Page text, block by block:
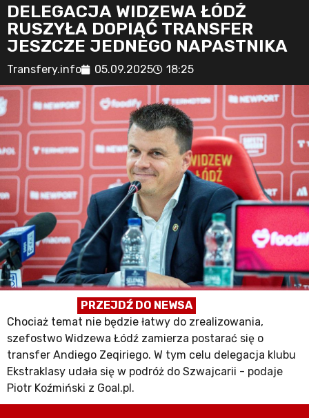
DELEGACJA WIDZEWA ŁÓDŹ
RUSZYŁA DOPIĄĆ TRANSFER
JESZCZE JEDNEGO NAPASTNIKA
Transfery.info 05.09.2025 18:25
PRZEJDŹ DO NEWSA
Chociaż temat nie będzie łatwy do zrealizowania,
szefostwo Widzewa Łódź zamierza postarać się o
transfer Andiego Zeqiriego. W tym celu delegacja klubu
Ekstraklasy udała się w podróż do Szwajcarii - podaje
Piotr Koźmiński z Goal.pl.